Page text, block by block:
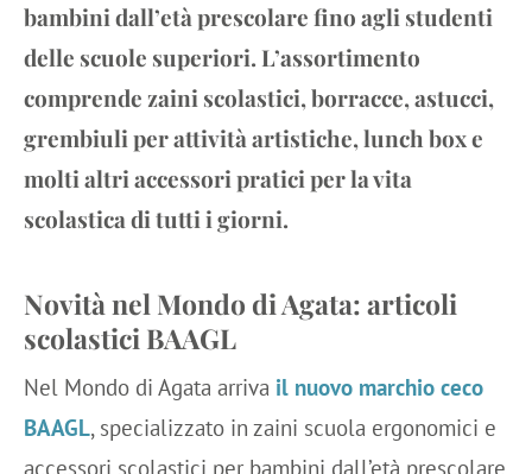
bambini dall’età prescolare fino agli studenti
delle scuole superiori. L’assortimento
comprende zaini scolastici, borracce, astucci,
grembiuli per attività artistiche, lunch box e
molti altri accessori pratici per la vita
scolastica di tutti i giorni.
Novità nel Mondo di Agata: articoli
scolastici BAAGL
Nel Mondo di Agata arriva il nuovo marchio ceco
BAAGL, specializzato in zaini scuola ergonomici e